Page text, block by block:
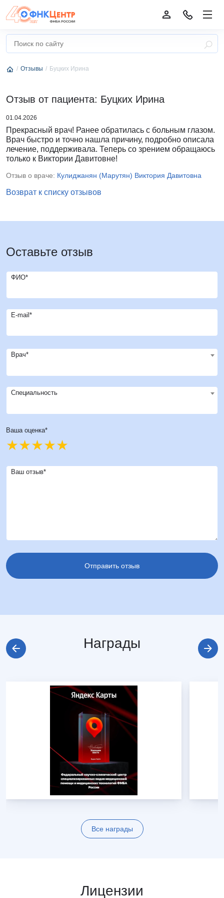
Отзывы Буцких Ирина
Отзыв от пациента: Буцких Ирина
01.04.2026
Прекрасный врач! Ранее обратилась с больным глазом.
Врач быстро и точно нашла причину, подробно описала
лечение, поддерживала. Теперь со зрением обращаюсь
только к Виктории Давитовне!
Отзыв о враче: Кулиджанян (Марутян) Виктория Давитовна
Возврат к списку отзывов
Оставьте отзыв
ФИО*
E-mail*
Врач*
Специальность
Ваша оценка*
Ваш отзыв*
Награды
Все награды
Лицензии